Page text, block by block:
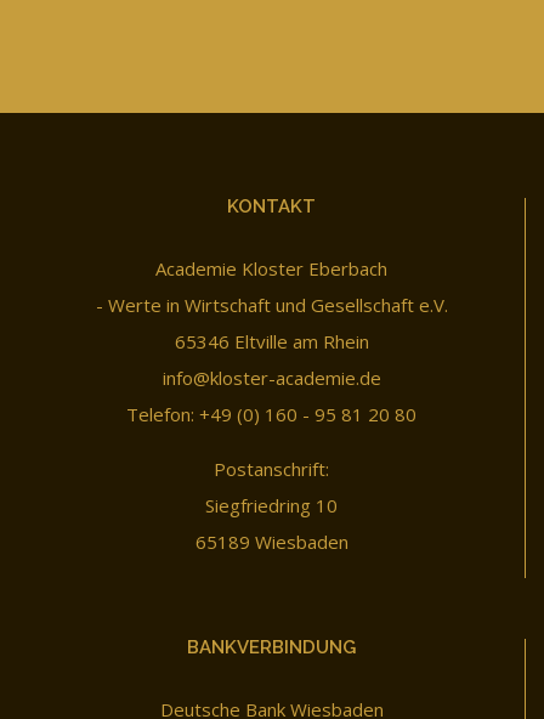
KONTAKT
Academie Kloster Eberbach
- Werte in Wirtschaft und Gesellschaft e.V.
65346 Eltville am Rhein
info@kloster-academie.de
Telefon: +49 (0) 160 - 95 81 20 80
Postanschrift:
Siegfriedring 10
65189 Wiesbaden
BANKVERBINDUNG
Deutsche Bank Wiesbaden